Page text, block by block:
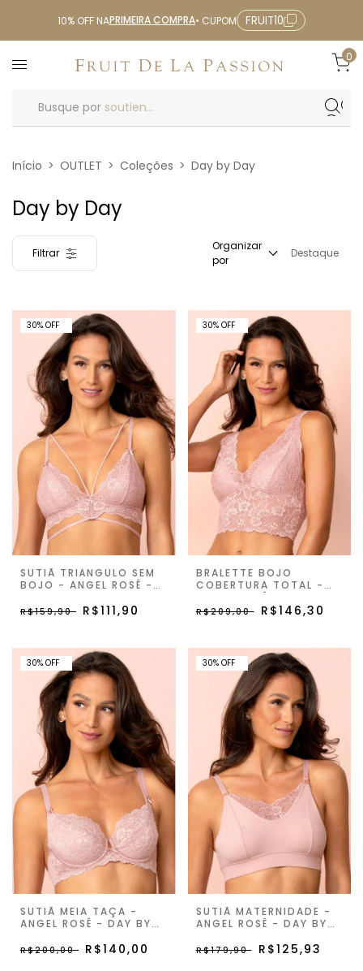
10% OFF NAPRIMEIRA COMPRA• CUPOM FRUIT10
0
Busque por soutien...
Início > OUTLET > Coleções > Day by Day
Day by Day
Filtrar
Organizar
por
Destaque
30% OFF
30% OFF
SUTIÃ TRIÂNGULO SEM
BOJO - ANGEL ROSÊ -
R$159,90 R$111,90
30% OFF
30% OFF
BRALETTE BOJO
COBERTURA TOTAL -
DAY
R$209,00 R$146,30
30% OFF
30% OFF
SUTIÃ MEIA TAÇA -
ANGEL ROSÊ - DAY BY
R$200,00 R$140,00
30% OFF
30% OFF
SUTIÃ MATERNIDADE -
ANGEL ROSÊ - DAY BY
R$179,90 R$125,93